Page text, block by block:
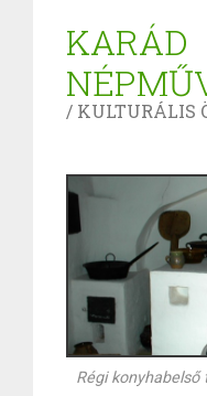
KARÁD
/ KULTURÁLIS
Régi konyhabelső